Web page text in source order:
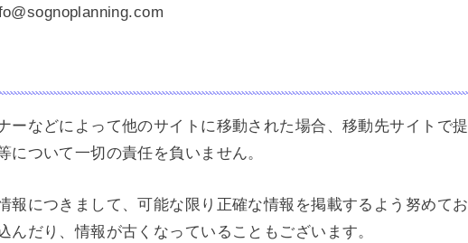
ーなどによって他のサイトに移動された場合、移動先サイトで提
について一切の責任を負いません。
報につきまして、可能な限り正確な情報を掲載するよう努めてお
んだり、情報が古くなっていることもございます。